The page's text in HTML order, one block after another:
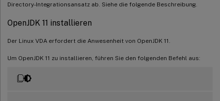
Directory-Integrationsansatz ab. Siehe die folgende Beschreibung.
OpenJDK 11 installieren
Der Linux VDA erfordert die Anwesenheit von OpenJDK 11.
Um OpenJDK 11 zu installieren, führen Sie den folgenden Befehl aus: